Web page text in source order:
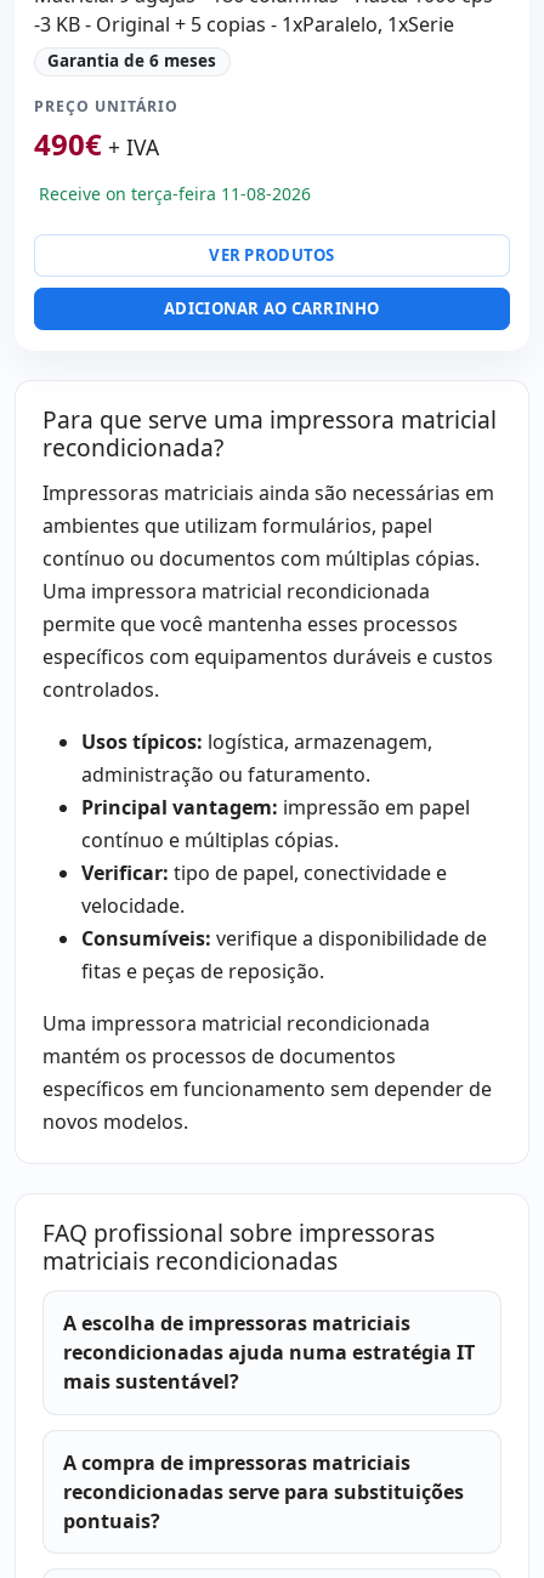
-3 KB - Original + 5 copias - 1xParalelo, 1xSerie
Garantia de 6 meses
PREÇO UNITÁRIO
490€ + IVA
Receive on terça-feira 11-08-2026
VER PRODUTOS
ADICIONAR AO CARRINHO
Para que serve uma impressora matricial
recondicionada?
Impressoras matriciais ainda são necessárias em
ambientes que utilizam formulários, papel
contínuo ou documentos com múltiplas cópias.
Uma impressora matricial recondicionada
permite que você mantenha esses processos
específicos com equipamentos duráveis e custos
controlados.
Usos típicos: logística, armazenagem,
administração ou faturamento.
Principal vantagem: impressão em papel
contínuo e múltiplas cópias.
Verificar: tipo de papel, conectividade e
velocidade.
Consumíveis: verifique a disponibilidade de
fitas e peças de reposição.
Uma impressora matricial recondicionada
mantém os processos de documentos
específicos em funcionamento sem depender de
novos modelos.
FAQ profissional sobre impressoras
matriciais recondicionadas
A escolha de impressoras matriciais
recondicionadas ajuda numa estratégia IT
mais sustentável?
A compra de impressoras matriciais
recondicionadas serve para substituições
pontuais?